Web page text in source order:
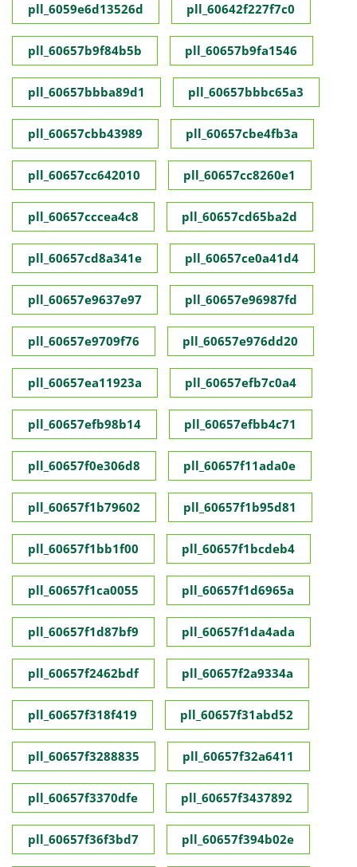
pll_6059e6d13526d pll_60642f227f7c0
pll_60657b9f84b5b pll_60657b9fa1546
pll_60657bbba89d1 pll_60657bbbc65a3
pll_60657cbb43989 pll_60657cbe4fb3a
pll_60657cc642010 pll_60657cc8260e1
pll_60657cccea4c8 pll_60657cd65ba2d
pll_60657cd8a341e pll_60657ce0a41d4
pll_60657e9637e97 pll_60657e96987fd
pll_60657e9709f76 pll_60657e976dd20
pll_60657ea11923a pll_60657efb7c0a4
pll_60657efb98b14 pll_60657efbb4c71
pll_60657f0e306d8 pll_60657f11ada0e
pll_60657f1b79602 pll_60657f1b95d81
pll_60657f1bb1f00 pll_60657f1bcdeb4
pll_60657f1ca0055 pll_60657f1d6965a
pll_60657f1d87bf9 pll_60657f1da4ada
pll_60657f2462bdf pll_60657f2a9334a
pll_60657f318f419 pll_60657f31abd52
pll_60657f3288835 pll_60657f32a6411
pll_60657f3370dfe pll_60657f3437892
pll_60657f36f3bd7 pll_60657f394b02e